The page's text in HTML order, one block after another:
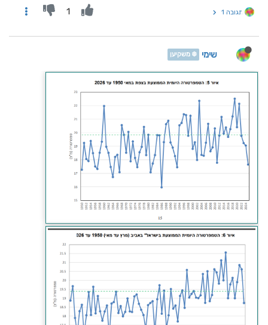
תגובה 1 1
שימי ❄️ משקיען